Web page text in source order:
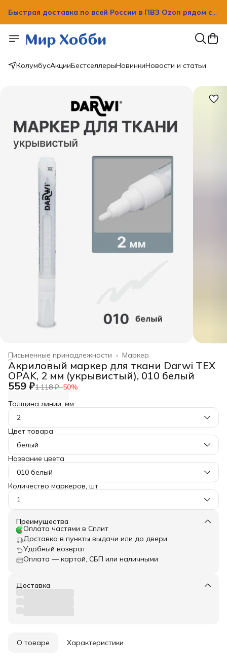
Быстрая доставка по всей России в ПВЗ Ozon рядом с
вашим домом!
Быстрая доставка по всей России в ПВЗ Ozon рядом с
вашим домом!
КолумбусАкцииБестселлерыНовинкиНовости и статьи
Маркер
Письменные принадлежности ›
Канцелярские товары
Главная
Акриловый маркер для ткани Darwi TEX
OPAK, 2 мм (укрывистый), 010 белый
559 ₽1 118 ₽−50%
Толщина линии, мм
2
Цвет товара
белый
Название цвета
010 белый
Количество маркеров, шт
1
Преимущества
Оплата частями в Сплит
Доставка в пункты выдачи или до двери
Удобный возврат
Оплата — картой, СБП или наличными
Доставка
О товаре Характеристики